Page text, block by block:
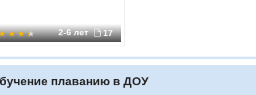
2-6 лет 17
плаванию в ДОУ